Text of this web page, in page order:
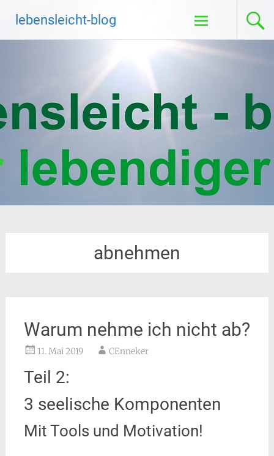
Inhalt
springen
lebensleicht-blog
abnehmen
Warum nehme ich nicht ab?
11. Mai 2019 CEnneker
Teil 2:
3 seelische Komponenten
Mit Tools und Motivation!